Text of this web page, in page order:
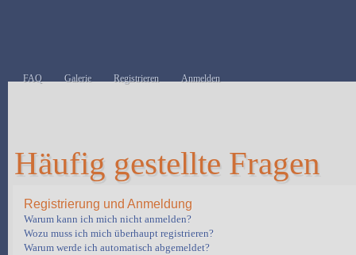
FAQ Galerie Registrieren Anmelden
Häufig gestellte Fragen
Registrierung und Anmeldung
Warum kann ich mich nicht anmelden?
Wozu muss ich mich überhaupt registrieren?
Warum werde ich automatisch abgemeldet?